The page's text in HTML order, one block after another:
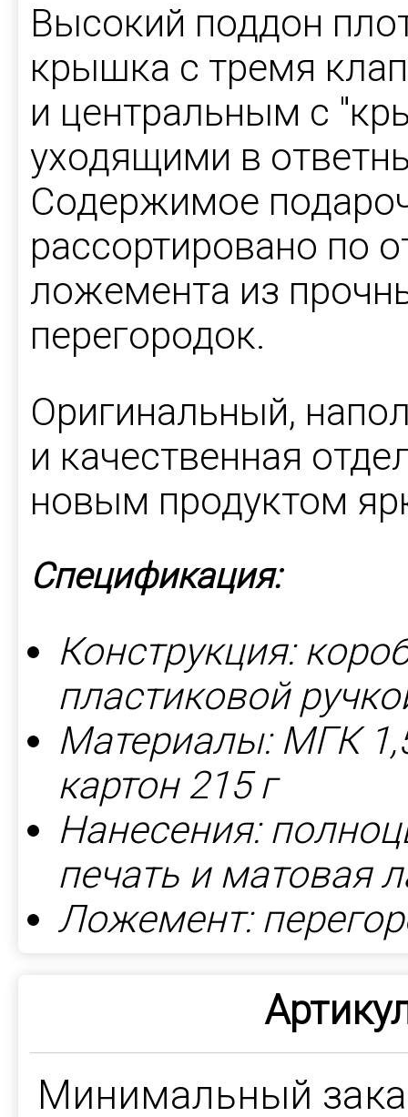
Высокий поддон
крышка с тремя
и центральным с
уходящими в
Содержимое
рассортировано по
ложемента из
перегородок.
Оригинальный,
и качественная
новым продуктом
Спецификация:
Конструкция:
пластиковой
Материалы: МГК
картон 215 г
Нанесения:
печать и матовая
Ложемент:
Минимальный